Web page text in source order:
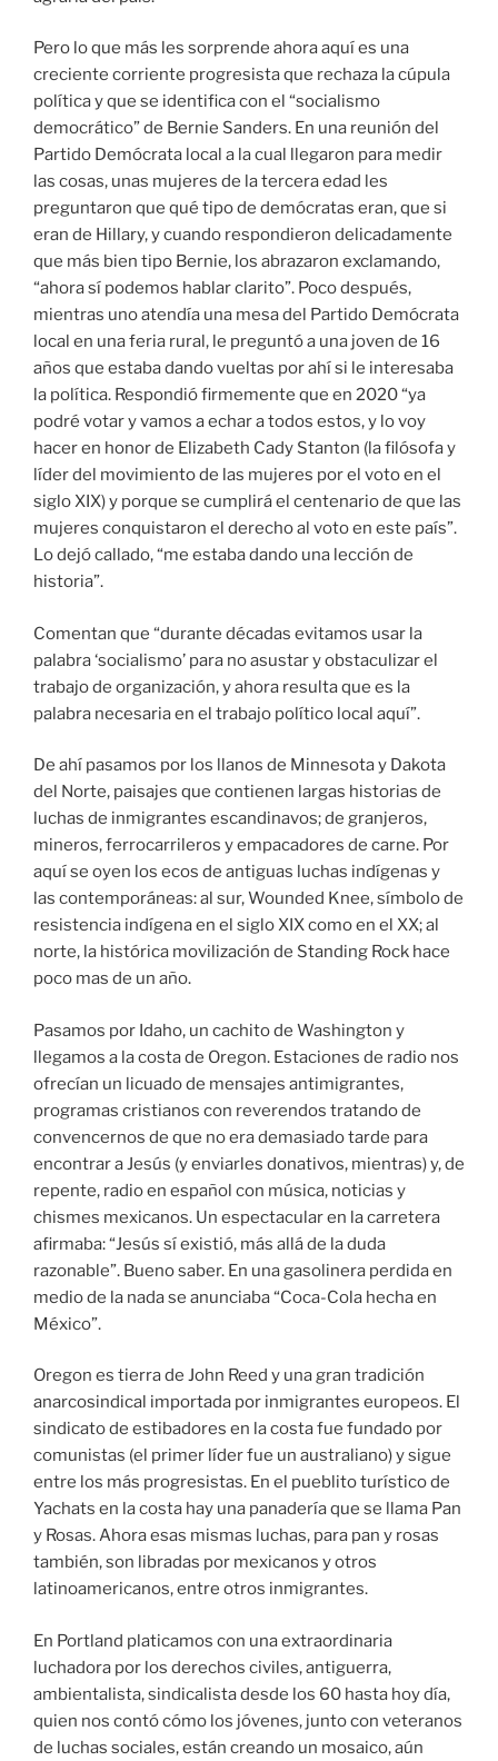
mientras uno atendía una mesa del Partido Demócrata
local en una feria rural, le preguntó a una joven de 16
años que estaba dando vueltas por ahí si le interesaba
la política. Respondió firmemente que en 2020
podré votar y vamos a echar a todos estos, y lo voy
hacer en honor de Elizabeth Cady Stanton (la filósofa y
líder del movimiento de las mujeres por el voto en el
siglo XIX) y porque se cumplirá el centenario de que las
mujeres conquistaron el derecho al voto en este país
Lo dejó callado,
me estaba dando una lección de
historia
.
Comentan que “durante décadas evitamos usar la
palabra ‘socialismo’ para no asustar y obstaculizar el
trabajo de organización, y ahora resulta que es la
palabra necesaria en el trabajo político local aquí”.
De ahí pasamos por los llanos de Minnesota y Dakota
del Norte, paisajes que contienen largas historias de
luchas de inmigrantes escandinavos; de granjeros,
mineros, ferrocarrileros y empacadores de carne. Por
aquí se oyen los ecos de antiguas luchas indígenas y
resistencia indígena en el siglo XIX como en el XX; al
norte, la histórica movilización de Standing Rock hace
poco mas de un año.
Pasamos por Idaho, un cachito de Washington y
llegamos a la costa de Oregon. Estaciones de radio nos
ofrecían un licuado de mensajes antimigrantes,
programas cristianos con reverendos tratando de
convencernos de que no era demasiado tarde para
encontrar a Jesús (y enviarles donativos, mientras) y, de
repente, radio en español con música, noticias y
chismes mexicanos. Un espectacular en la carretera
afirmaba:
Jesús sí existió, más allá de la duda
. Bueno saber. En una gasolinera perdida en
medio de la nada se anunciaba
México
Oregon es tierra de John Reed y una gran tradición
anarcosindical importada por inmigrantes europeos. El
sindicato de estibadores en la costa fue fundado por
comunistas (el primer líder fue un australiano) y sigue
entre los más progresistas. En el pueblito turístico de
Yachats en la costa hay una panadería que se llama Pan
y Rosas. Ahora esas mismas luchas, para pan y rosas
también, son libradas por mexicanos y otros
latinoamericanos, entre otros inmigrantes.
En Portland platicamos con una extraordinaria
luchadora por los derechos civiles, antiguerra,
ambientalista, sindicalista desde los 60 hasta hoy día,
quien nos contó cómo los jóvenes, junto con veteranos
de luchas sociales, están creando un mosaico, aún
fragmentado, de rebeliones unidas por un furioso
no
a lo que ahora se ha impuesto en el poder, y que de
ahí esta brotando tal vez la última esperanza para este
país en esta coyuntura.
En este viaje por una de las épocas más oscuras de
este país, de repente se asomaba la luz del alba.
El modelo neoliberal en las